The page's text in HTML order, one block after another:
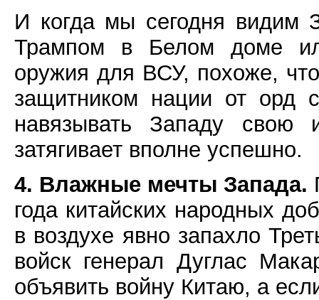
И когда мы сегодня видим
Трампом в Белом доме
оружия для ВСУ, похоже,
защитником нации от орд
навязывать Западу
затягивает вполне успешно.
4. Влажные мечты Запада.
года китайских народных
в воздухе явно запахло
войск генерал Дуглас
объявить войну Китаю, а